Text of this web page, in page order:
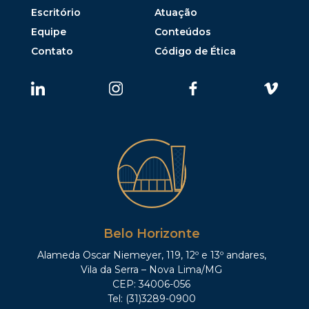
Escritório
Atuação
Equipe
Conteúdos
Contato
Código de Ética
Belo Horizonte
Alameda Oscar Niemeyer, 119, 12º e 13º andares,
Vila da Serra – Nova Lima/MG
CEP: 34006-056
Tel: (31)3289-0900